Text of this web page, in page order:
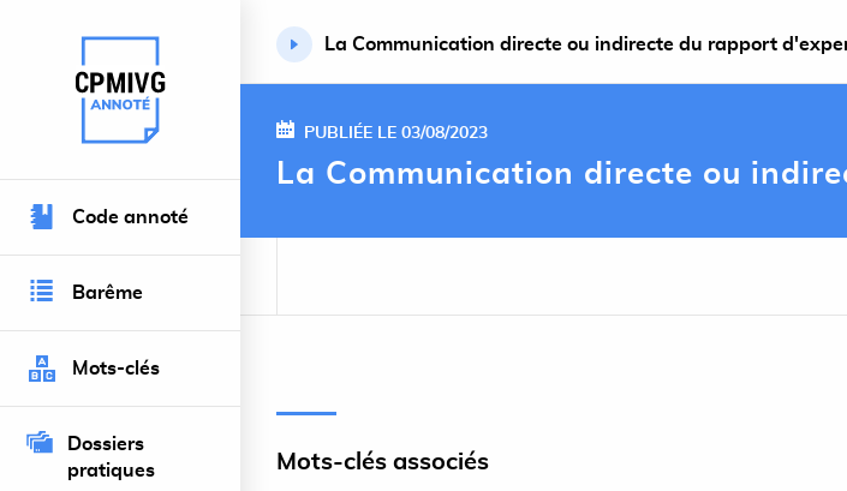
Retour à l’accueil du site
Code annoté
Barême
Mots-clés
Dossiers
pratiques
La Communication directe ou indirecte du rapport
PUBLIÉE LE 03/08/2023
La Communication directe ou
Mots-clés associés